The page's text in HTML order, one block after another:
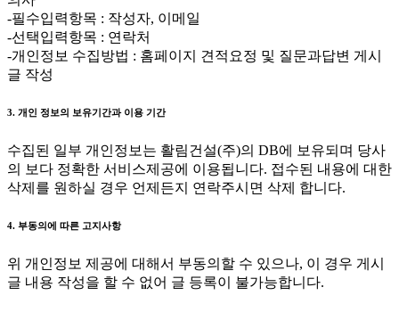
-필수입력항목 : 작성자, 이메일
-선택입력항목 : 연락처
-개인정보 수집방법 : 홈페이지 견적요정 및 질문과답변 게시
글 작성
3. 개인 정보의 보유기간과 이용 기간
수집된 일부 개인정보는 활림건설(주)의 DB에 보유되며 당사
의 보다 정확한 서비스제공에 이용됩니다. 접수된 내용에 대한
삭제를 원하실 경우 언제든지 연락주시면 삭제 합니다.
4. 부동의에 따른 고지사항
위 개인정보 제공에 대해서 부동의할 수 있으나, 이 경우 게시
글 내용 작성을 할 수 없어 글 등록이 불가능합니다.